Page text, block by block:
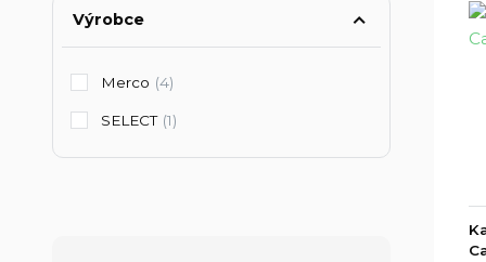
Výrobce
Merco (4)
SELECT (1)